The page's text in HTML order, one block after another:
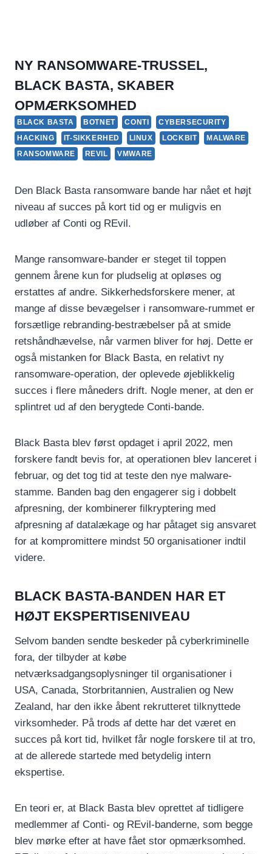
NY RANSOMWARE-TRUSSEL,
BLACK BASTA, SKABER
OPMÆRKSOMHED
BLACK BASTA BOTNET CONTI
CYBERSECURITY
HACKING
IT-SIKKERHED LINUX LOCKBIT
MALWARE
RANSOMWARE
REVIL VMWARE
Den Black Basta ransomware bande har nået et højt
niveau af succes på kort tid og er muligvis en
udløber af Conti og REvil.
Mange ransomware-bander er steget til toppen
gennem årene kun for pludselig at opløses og
erstattes af andre. Sikkerhedsforskere mener, at
mange af disse bevægelser i ransomware-rummet er
forsætlige rebranding-bestræbelser på at smide
retshåndhævelse, når varmen bliver for høj. Dette er
også mistanken for Black Basta, en relativt ny
ransomware-operation, der oplevede øjeblikkelig
succes i flere måneders drift. Nogle mener, at den er
splintret ud af den berygtede Conti-bande.
Black Basta blev først opdaget i april 2022, men
forskere fandt bevis for, at operationen blev lanceret i
februar, og det tog tid at teste den nye malware-
stamme. Banden bag den engagerer sig i dobbelt
afpresning, der kombinerer filkryptering med
afpresning af datalækage og har påtaget sig ansvaret
for at kompromittere mindst 50 organisationer indtil
videre.
BLACK BASTA-BANDEN HAR ET
HØJT EKSPERTISENIVEAU
Selvom banden sendte beskeder på cyberkriminelle
fora, der tilbyder at købe
netværksadgangsoplysninger til organisationer i
USA, Canada, Storbritannien, Australien og New
Zealand, har den ikke åbent rekrutteret tilknyttede
virksomheder. På trods af dette har det været en
succes på kort tid, hvilket får nogle forskere til at tro,
at de allerede startede med betydelig intern
ekspertise.
En teori er, at Black Basta blev oprettet af tidligere
medlemmer af Conti- og REvil-banderne, som begge
blev mørke efter at have fået stor opmærksomhed.